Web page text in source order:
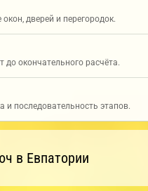
дверей и перегородок.
окончательного расчёта.
и последовательность этапов.
в Евпатории